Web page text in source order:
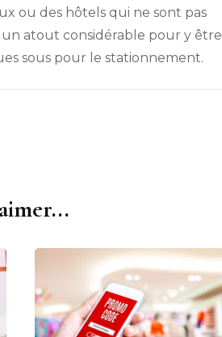
ou des hôtels qui ne sont pas
un atout considérable pour y être
sous pour le stationnement.